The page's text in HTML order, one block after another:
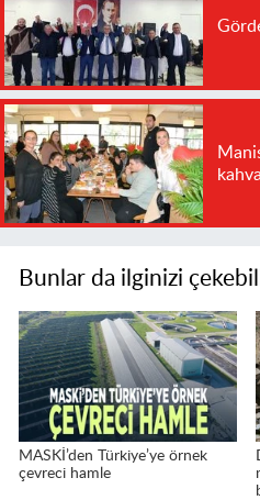
Bunlar da ilginizi
MASKİ’den Türkiye’ye örnek
çevreci hamle